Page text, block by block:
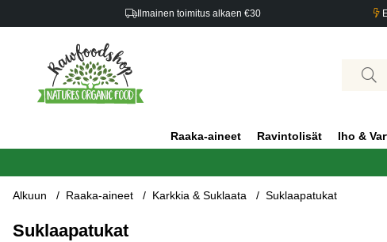
Ilmainen toimitus alkaen €30
Raaka-aineet Ravintolisät Iho &
Alkuun Raaka-aineet Karkkia & Suklaata Suklaapatukat
Suklaapatukat